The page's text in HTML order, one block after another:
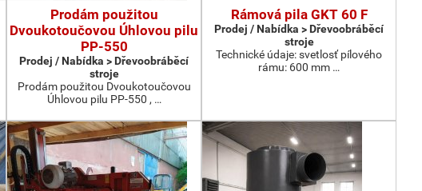
Prodám použitou
Dvoukotoučovou Úhlovou pilu
PP-550
Prodej / Nabídka > Dřevoobráběcí
stroje
Prodám použitou Dvoukotoučovou
Úhlovou pilu PP-550 , …
Rámová pila GKT 60 F
Prodej / Nabídka > Dřevoobráběcí
stroje
Technické údaje: svetlosť pílového
rámu: 600 mm …